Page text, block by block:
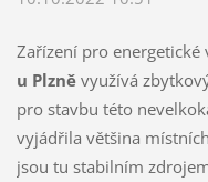
Zařízení pro energetické
u Plzněvyužívá
pro stavbu této
vyjádřila většina
jsou tu stabilním